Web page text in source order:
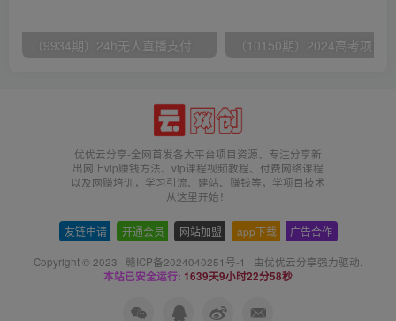
（9934期）24h无人直播支付宝项目，最新带货玩法，纯躺赚实测日入500+
优优云分享-全网首发各大平台项目资源、专注分享新
出网上vip赚钱方法、vip课程视频教程、付费网络课程
以及网赚培训，学习引流、建站、赚钱等，学项目技术
从这里开始！
友链申请 开通会员 网站加盟 app下载 广告合作
Copyright © 2023 · 赣ICP备2024040251号-1 · 由优优云分享强力驱动.
本站已安全运行: 1639天9小时22分58秒